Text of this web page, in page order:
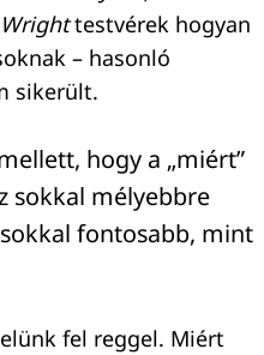
Wrighttestvérek hogyan
– hasonló
sikerült.
hogy a „miért”
sokkal mélyebbre
fontosabb, mint
fel reggel. Miért